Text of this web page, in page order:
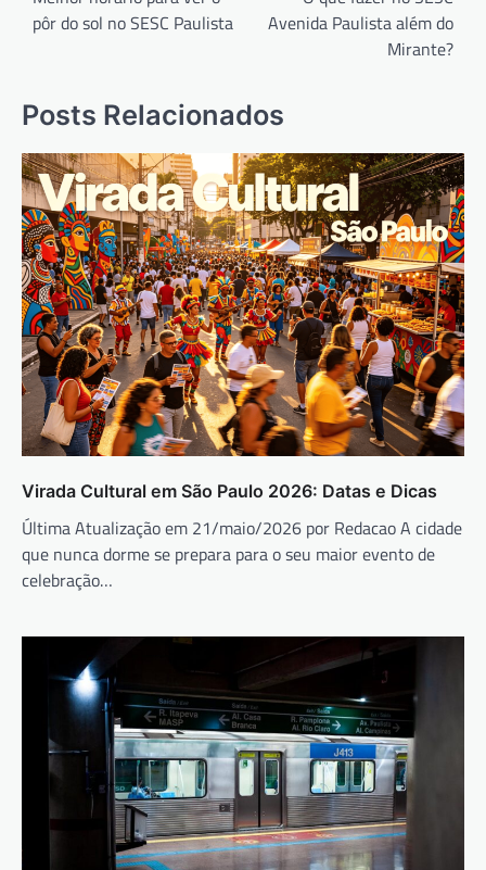
Post
pôr do sol no SESC Paulista
Avenida Paulista além do
Mirante?
Posts Relacionados
Virada Cultural em São Paulo 2026: Datas e Dicas
Última Atualização em 21/maio/2026 por Redacao A cidade
que nunca dorme se prepara para o seu maior evento de
celebração…